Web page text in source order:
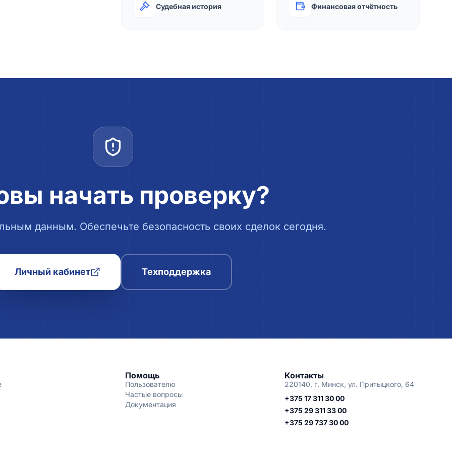
Судебная история Финансовая отчётность
начать проверку?
данным. Обеспечьте безопасность своих сделок сегодня.
Личный кабинет Техподдержка
Помощь
Пользователю
Частые вопросы
Документация
Контакты
220140, г. Минск, ул. Притыцкого, 64
+375 17 311 30 00
+375 29 311 33 00
+375 29 737 30 00